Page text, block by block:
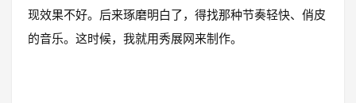
现效果不好。后来琢磨明白了，得找那种节奏轻快、俏皮
的音乐。这时候，我就用秀展网来制作。